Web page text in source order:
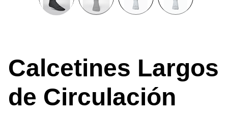
Calcetines Largos
de Circulación